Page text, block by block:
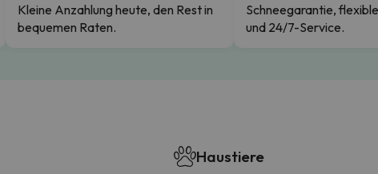
Kleine Anzahlung heute, den Rest in
bequemen Raten.
Schneegarantie,
und 24/7-Service.
Haustiere